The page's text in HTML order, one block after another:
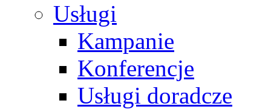
Usługi
Kampanie
Konferencje
Usługi doradcze